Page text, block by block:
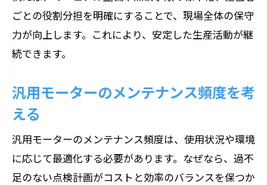
ごとの役割分担を明確にすることで、現場全体の保守
力が向上します。これにより、安定した生産活動が継
続できます。
汎用モーターのメンテナンス頻度を考
える
汎用モーターのメンテナンス頻度は、使用状況や環境
に応じて最適化する必要があります。なぜなら、過不
足のない点検計画がコストと効率のバランスを保つか